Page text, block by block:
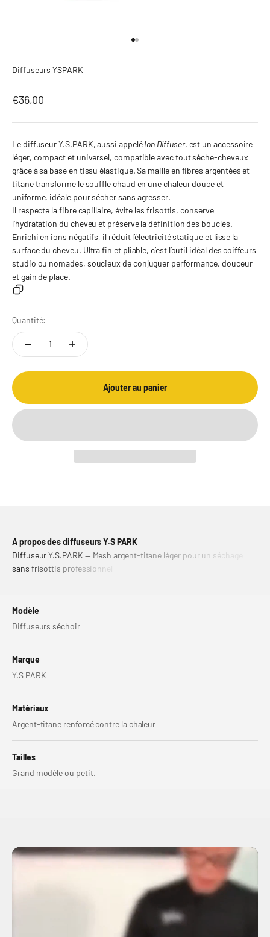
Diffuseurs YSPARK
Prix de vente
€36,00
Le diffuseur Y.S.PARK, aussi appeléIon Diffuser, est un accessoire
léger, compact et universel, compatible avec tout sèche-cheveux
grâce à sa base en tissu élastique. Sa maille en fibres argentées et
titane transforme le souffle chaud en une chaleur douce et
uniforme, idéale pour sécher sans agresser.
Il respecte la fibre capillaire, évite les frisottis, conserve
l’hydratation du cheveu et préserve la définition des boucles.
Enrichi en ions négatifs, il réduit l’électricité statique et lisse la
surface du cheveu. Ultra fin et pliable, c’est l’outil idéal des coiffeurs
studio ou nomades, soucieux de conjuguer performance, douceur
et gain de place.
Quantité:
Ajouter au panier
A propos des diffuseurs Y.S PARK
Diffuseur Y.S.PARK — Mesh argent‑titane léger pour un séchage
sans frisottis professionnel
Modèle
Diffuseurs séchoir
Marque
Y.S PARK
Matériaux
Argent-titane renforcé contre la chaleur
Tailles
Grand modèle ou petit.